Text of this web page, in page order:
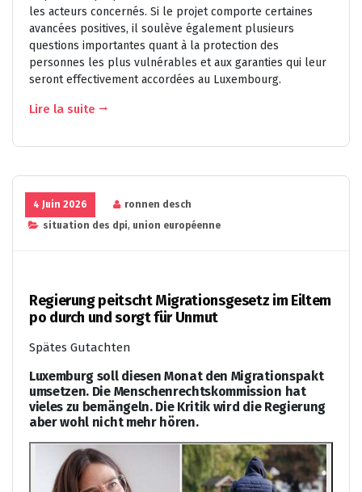
les acteurs concernés. Si le projet comporte certaines
avancées positives, il soulève également plusieurs
questions importantes quant à la protection des
personnes les plus vulnérables et aux garanties qui leur
seront effectivement accordées au Luxembourg.
Lire la suite
4 Juin 2026
ronnen desch
situation des dpi, union européenne
Regierung peitscht Migrationsgesetz im Eiltem
po durch und sorgt für Unmut
Spätes Gutachten
Luxemburg soll diesen Monat den Migrationspakt
umsetzen. Die Menschenrechtskommission hat
vieles zu bemängeln. Die Kritik wird die Regierung
aber wohl nicht mehr hören.